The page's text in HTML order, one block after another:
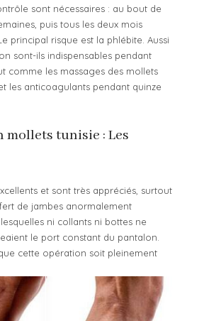
sont nécessaires : au bout de
puis tous les deux mois
principal risque est la phlébite. Aussi
sont-ils indispensables pendant
comme les massages des mollets
les anticoagulants pendant quinze
mollets tunisie : Les
et sont très appréciés, surtout
de jambes anormalement
ni collants ni bottes ne
le port constant du pantalon.
cette opération soit pleinement